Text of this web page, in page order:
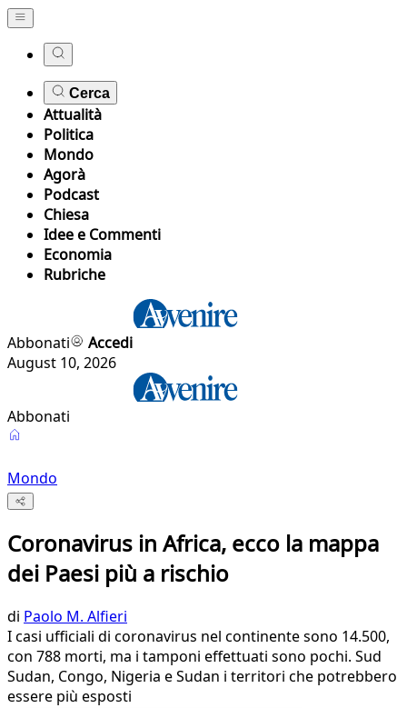
Cerca
Attualità
Politica
Mondo
Agorà
Podcast
Chiesa
Idee e Commenti
Economia
Rubriche
Abbonati
Accedi
August 10, 2026
Abbonati
Mondo
Coronavirus in Africa, ecco la mappa
dei Paesi più a rischio
di Paolo M. Alfieri
I casi ufficiali di coronavirus nel continente sono 14.500,
con 788 morti, ma i tamponi effettuati sono pochi. Sud
Sudan, Congo, Nigeria e Sudan i territori che potrebbero
essere più esposti